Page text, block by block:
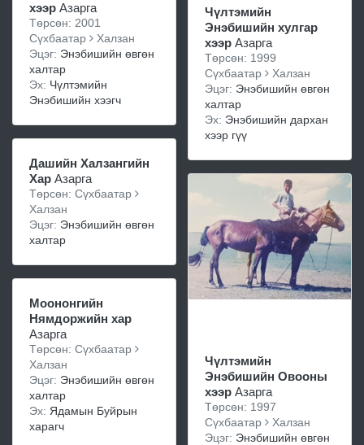
хээр Азарга
Төрсөн: 2001
Сүхбаатар
Халзан
Эцэг: Энэбишийн өвгөн
халтар
Эх: Чүлтэмийн
Энэбишийн хээгч
Дашийн Халзангийн
Хар Азарга
Төрсөн: Сүхбаатар
Халзан
Эцэг: Энэбишийн өвгөн
халтар
Моононгийн
Нямдоржийн хар
Азарга
Төрсөн: Сүхбаатар
Халзан
Эцэг: Энэбишийн өвгөн
халтар
Эх: Ядамын Буйрын
харагч
Чүлтэмийн
Энэбишийн хулгар
хээр Азарга
Төрсөн: 1999
Сүхбаатар
Халзан
Эцэг: Энэбишийн өвгөн
халтар
Эх: Энэбишийн дархан
хээр гүү
Чүлтэмийн
Энэбишийн Овооны
хээр Азарга
Төрсөн: 1997
Сүхбаатар
Халзан
Эцэг: Энэбишийн өвгөн